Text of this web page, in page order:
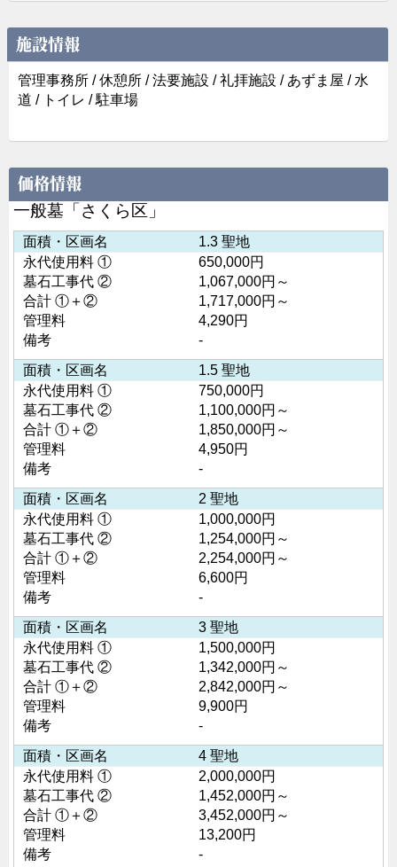
施設情報
管理事務所 / 休憩所 / 法要施設 / 礼拝施設 / あずま屋 / 水
道 / トイレ / 駐車場
価格情報
一般墓「さくら区」
面積・区画名
1.3 聖地
永代使用料 ①
650,000円
墓石工事代 ②
1,067,000円～
合計 ①＋②
1,717,000円～
管理料
4,290円
備考
-
面積・区画名
1.5 聖地
永代使用料 ①
750,000円
墓石工事代 ②
1,100,000円～
合計 ①＋②
1,850,000円～
管理料
4,950円
備考
-
面積・区画名
2 聖地
永代使用料 ①
1,000,000円
墓石工事代 ②
1,254,000円～
合計 ①＋②
2,254,000円～
管理料
6,600円
備考
-
面積・区画名
3 聖地
永代使用料 ①
1,500,000円
墓石工事代 ②
1,342,000円～
合計 ①＋②
2,842,000円～
管理料
9,900円
備考
-
面積・区画名
4 聖地
永代使用料 ①
2,000,000円
墓石工事代 ②
1,452,000円～
合計 ①＋②
3,452,000円～
管理料
13,200円
備考
-